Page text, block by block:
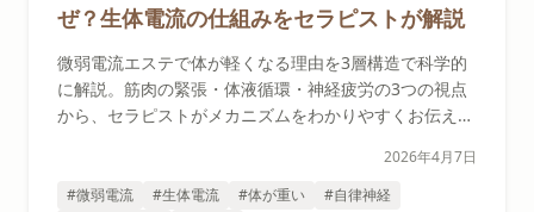
ぜ？生体電流の仕組みをセラピストが解説
微弱電流エステで体が軽くなる理由を3層構造で科学的
に解説。筋肉の緊張・体液循環・神経疲労の3つの視点
から、セラピストがメカニズムをわかりやすくお伝えし
2026年4月7日
#微弱電流
#生体電流 #体が重い
#自律神経